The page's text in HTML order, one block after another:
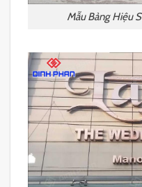
Mẫu Bảng Hiệu